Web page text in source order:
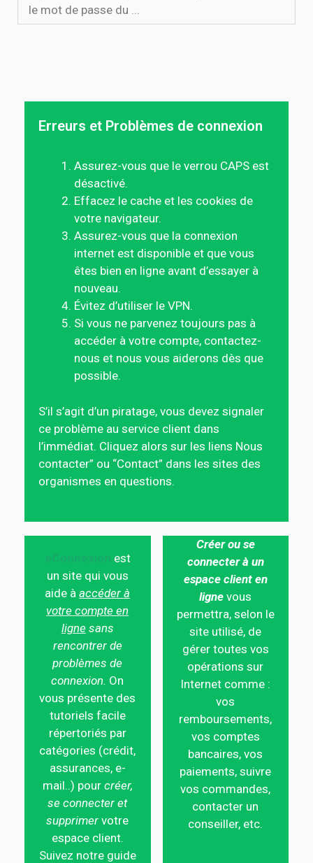
le mot de passe du ...
Erreurs et Problèmes de connexion
Assurez-vous que le verrou CAPS est
désactivé.
Effacez le cache et les cookies de
votre navigateur.
Assurez-vous que la connexion
internet est disponible et que vous
êtes bien en ligne avant d’essayer à
nouveau.
Évitez d’utiliser le VPN.
Si vous ne parvenez toujours pas à
accéder à votre compte, contactez-
nous et nous vous aiderons dès que
possible.
S’il s’agit d’un piratage, vous devez signaler
ce problème au service client dans
l’immédiat. Cliquez alors sur les liens Nous
contacter” ou “Contact” dans les sites des
organismes en questions.
est
un site qui vous
aide àaccéder à
votre compte en
ligne sans
rencontrer de
problèmes de
connexion. On
vous présente des
tutoriels facile
répertoriés par
catégories (crédit,
assurances, e-
mail..) pour créer,
se connecter et
supprimer votre
espace client.
Suivez notre guide
Créer ou se
connecter à un
espace client en
ligne vous
permettra, selon le
site utilisé, de
gérer toutes vos
opérations sur
Internet comme :
vos
remboursements,
vos comptes
bancaires, vos
paiements, suivre
vos commandes,
contacter un
conseiller, etc.